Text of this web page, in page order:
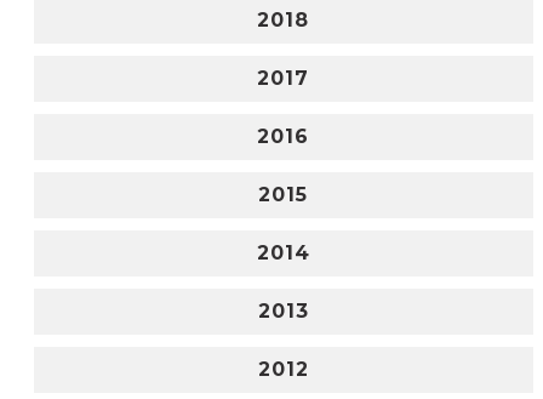
2018
2017
2016
2015
2014
2013
2012